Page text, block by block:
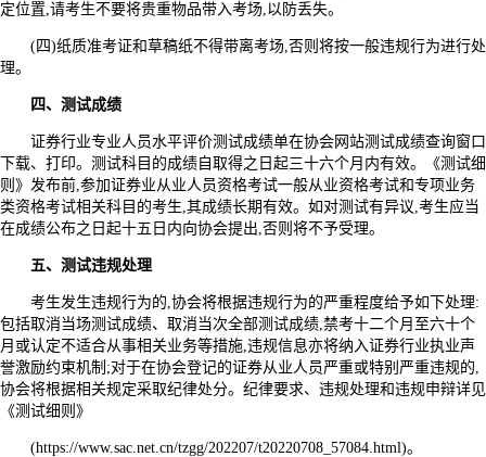
定位置,请考生不要将贵重物品带入考场,以防丢失。
(四)纸质准考证和草稿纸不得带离考场,否则将按一般违规行为进行处
理。
四、测试成绩
证券行业专业人员水平评价测试成绩单在协会网站测试成绩查询窗口
下载、打印。测试科目的成绩自取得之日起三十六个月内有效。《测试细
则》发布前,参加证券业从业人员资格考试一般从业资格考试和专项业务
类资格考试相关科目的考生,其成绩长期有效。如对测试有异议,考生应当
在成绩公布之日起十五日内向协会提出,否则将不予受理。
五、测试违规处理
考生发生违规行为的,协会将根据违规行为的严重程度给予如下处理:
包括取消当场测试成绩、取消当次全部测试成绩,禁考十二个月至六十个
月或认定不适合从事相关业务等措施,违规信息亦将纳入证券行业执业声
誉激励约束机制;对于在协会登记的证券从业人员严重或特别严重违规的,
协会将根据相关规定采取纪律处分。纪律要求、违规处理和违规申辩详见
《测试细则》
(https://www.sac.net.cn/tzgg/202207/t20220708_57084.html)。